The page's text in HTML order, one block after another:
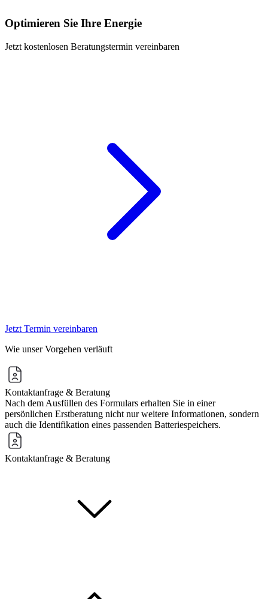
Optimieren Sie Ihre Energie
Jetzt kostenlosen Beratungstermin vereinbaren
Jetzt Termin vereinbaren
Wie unser Vorgehen verläuft
Kontaktanfrage & Beratung
Nach dem Ausfüllen des Formulars erhalten Sie in einer
persönlichen Erstberatung nicht nur weitere Informationen, sondern
auch die Identifikation eines passenden Batteriespeichers.
Kontaktanfrage & Beratung